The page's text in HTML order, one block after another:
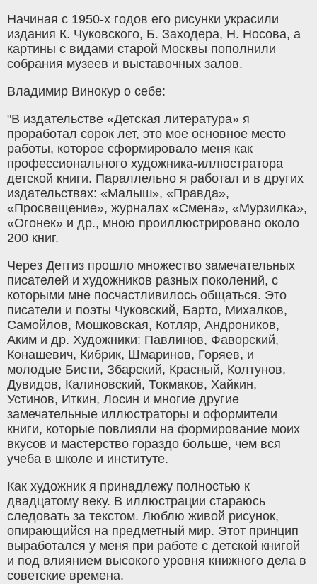
Начиная с 1950-х годов его рисунки украсили
издания К. Чуковского, Б. Заходера, Н. Носова, а
картины с видами старой Москвы пополнили
собрания музеев и выставочных залов.
Владимир Винокур о себе:
"В издательстве «Детская литература» я
проработал сорок лет, это мое основное место
работы, которое сформировало меня как
профессионального художника-иллюстратора
детской книги. Параллельно я работал и в других
издательствах: «Малыш», «Правда»,
«Просвещение», журналах «Смена», «Мурзилка»,
«Огонек» и др., мною проиллюстрировано около
200 книг.
Через Детгиз прошло множество замечательных
писателей и художников разных поколений, с
которыми мне посчастливилось общаться. Это
писатели и поэты Чуковский, Барто, Михалков,
Самойлов, Мошковская, Котляр, Андроников,
Аким и др. Художники: Павлинов, Фаворский,
Конашевич, Кибрик, Шмаринов, Горяев, и
молодые Бисти, Збарский, Красный, Колтунов,
Дувидов, Калиновский, Токмаков, Хайкин,
Устинов, Иткин, Лосин и многие другие
замечательные иллюстраторы и оформители
книги, которые повлияли на формирование моих
вкусов и мастерство гораздо больше, чем вся
учеба в школе и институте.
Как художник я принадлежу полностью к
двадцатому веку. В иллюстрации стараюсь
следовать за текстом. Люблю живой рисунок,
опирающийся на предметный мир. Этот принцип
выработался у меня при работе с детской книгой
и под влиянием высокого уровня книжного дела в
советские времена.